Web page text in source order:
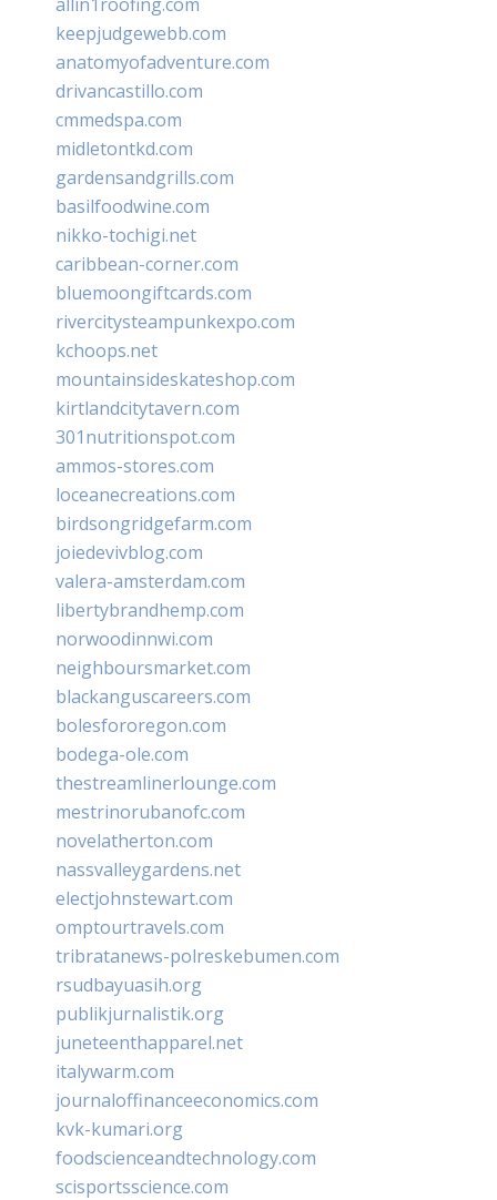
keepjudgewebb.com
anatomyofadventure.com
drivancastillo.com
cmmedspa.com
midletontkd.com
gardensandgrills.com
basilfoodwine.com
nikko-tochigi.net
caribbean-corner.com
bluemoongiftcards.com
rivercitysteampunkexpo.com
kchoops.net
mountainsideskateshop.com
kirtlandcitytavern.com
301nutritionspot.com
ammos-stores.com
loceanecreations.com
birdsongridgefarm.com
joiedevivblog.com
valera-amsterdam.com
libertybrandhemp.com
norwoodinnwi.com
neighboursmarket.com
blackanguscareers.com
bolesfororegon.com
bodega-ole.com
thestreamlinerlounge.com
mestrinorubanofc.com
novelatherton.com
nassvalleygardens.net
electjohnstewart.com
omptourtravels.com
tribratanews-polreskebumen.com
rsudbayuasih.org
publikjurnalistik.org
juneteenthapparel.net
italywarm.com
journaloffinanceeconomics.com
kvk-kumari.org
foodscienceandtechnology.com
scisportsscience.com